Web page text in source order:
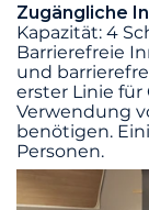
Zugängliche
Kapazität: 4
Barrierefreie
und
erster Linie für
Verwendung
benötigen.
Personen.